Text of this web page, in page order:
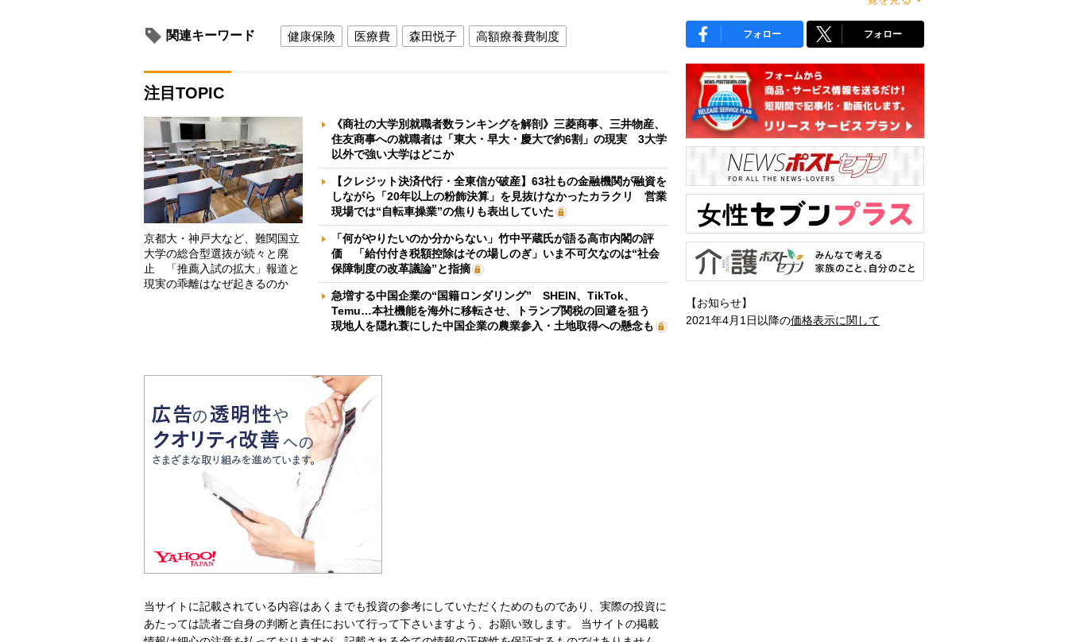
関連キーワード 健康保険 医療費 森田悦子 高額療養費制度
注目TOPIC
京都大・神戸大など、難関国立
大学の総合型選抜が続々と廃
止 「推薦入試の拡大」報道と
現実の乖離はなぜ起きるのか
《商社の大学別就職者数ランキングを解剖》三菱商事、三井物産、
住友商事への就職者は「東大・早大・慶大で約6割」の現実 3大学
以外で強い大学はどこか
【クレジット決済代行・全東信が破産】63社もの金融機関が融資を
しながら「20年以上の粉飾決算」を見抜けなかったカラクリ 営業
現場では“自転車操業”の焦りも表出していた
「何がやりたいのか分からない」竹中平蔵氏が語る高市内閣の評
価 「給付付き税額控除はその場しのぎ」いま不可欠なのは“社会
保障制度の改革議論”と指摘
急増する中国企業の“国籍ロンダリング” SHEIN、TikTok、
Temu…本社機能を海外に移転させ、トランプ関税の回避を狙う
現地人を隠れ蓑にした中国企業の農業参入・土地取得への懸念も
当サイトに記載されている内容はあくまでも投資の参考にしていただくためのものであり、実際の投資に
あたっては読者ご自身の判断と責任において行って下さいますよう、お願い致します。 当サイトの掲載
フォロー フォロー
【お知らせ】
2021年4月1日以降の価格表示に関して